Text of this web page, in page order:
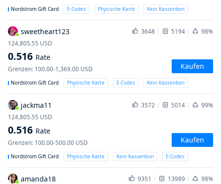
Nordstrom Gift Card E-Codes Physische Karte Kein Kassenbon
sweetheart123 3648 5194
98%
124,805.55 USD
0.516 Rate
Grenzen: 100.00-1,369.00 USD Kaufen
Nordstrom Gift Card Physische Karte E-Codes Kein Kassenbon
jackma11 3572 5014
99%
124,805.55 USD
0.516 Rate
Grenzen: 100.00-500.00 USD Kaufen
Nordstrom Gift Card Physische Karte Kein Kassenbon E-Codes
amanda18 9351 13989
98%